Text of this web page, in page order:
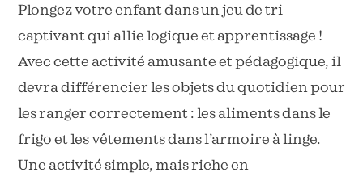
Plongez votre enfant dans un jeu de tri
captivant qui allie logique et apprentissage !
Avec cette activité amusante et pédagogique, il
devra différencier les objets du quotidien pour
les ranger correctement : les aliments dans le
frigo et les vêtements dans l’armoire à linge.
Une activité simple, mais riche en